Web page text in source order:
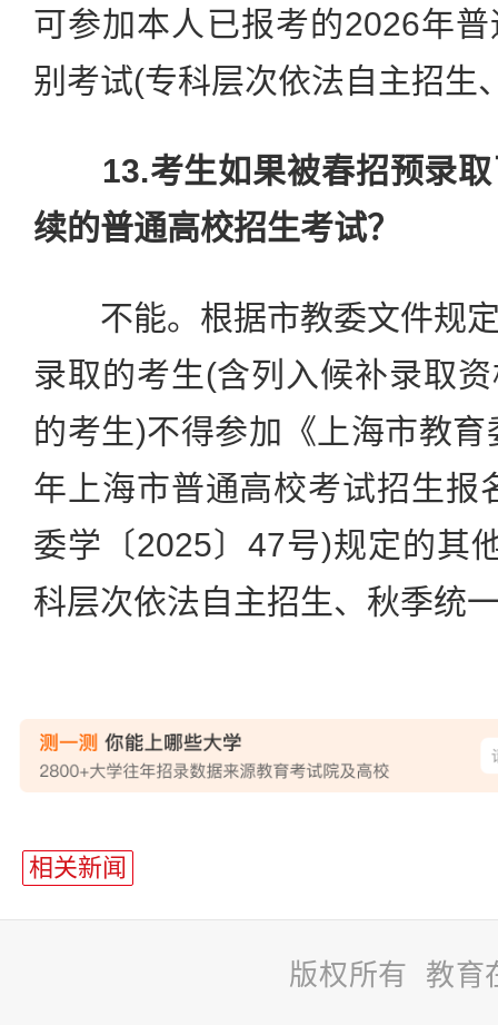
可参加本人已报考的2026年
别考试(专科层次依法自主招生
13.考生如果被春招预录
续的普通高校招生考试？
不能。根据市教委文件规定
录取的考生(含列入候补录取
的考生)不得参加《上海市教
年上海市普通高校考试招生报
委学〔2025〕47号)规定的其
科层次依法自主招生、秋季统
相关新闻
版权所有 教育